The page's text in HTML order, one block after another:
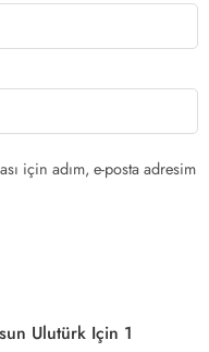
için adım, e-posta adresim
Ulutürk Için 1